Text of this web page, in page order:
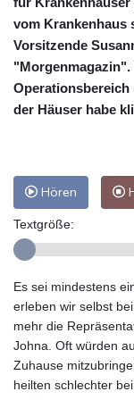
vom Krankenhaus
Vorsitzende
"Morgenmagazin".
der Häuser habe
Hören
Textgröße:
Es sei mindestens
erleben wir selbst
mehr die
Johna. Oft würden
Zuhause
heilten schlechter